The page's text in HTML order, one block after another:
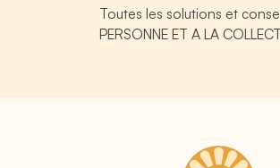
Toutes les solutions et
PERSONNE ET A LA